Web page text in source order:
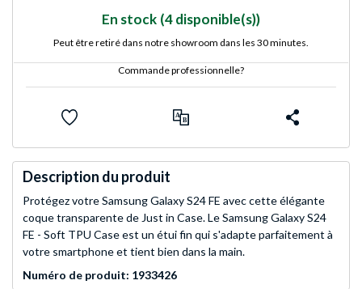
En stock (4 disponible(s))
Peut être retiré dans notre showroom dans les 30 minutes.
Commande professionnelle?
Description du produit
Protégez votre Samsung Galaxy S24 FE avec cette élégante
coque transparente de Just in Case. Le Samsung Galaxy S24
FE - Soft TPU Case est un étui fin qui s'adapte parfaitement à
votre smartphone et tient bien dans la main.
Numéro de produit: 1933426